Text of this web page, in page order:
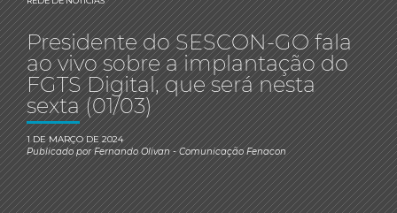
Presidente do SESCON-GO fala
ao vivo sobre a implantação do
FGTS Digital, que será nesta
sexta (01/03)
1 DE MARÇO DE 2024
Publicado porFernando Olivan- Comunicação Fenacon